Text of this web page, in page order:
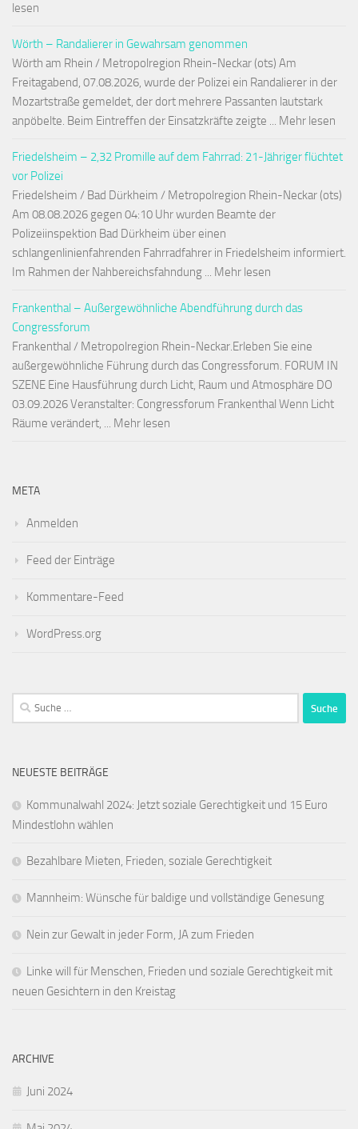
lesen
Wörth – Randalierer in Gewahrsam genommen
Wörth am Rhein / Metropolregion Rhein-Neckar (ots) Am
Freitagabend, 07.08.2026, wurde der Polizei ein Randalierer in der
Mozartstraße gemeldet, der dort mehrere Passanten lautstark
anpöbelte. Beim Eintreffen der Einsatzkräfte zeigte ... Mehr lesen
Friedelsheim – 2,32 Promille auf dem Fahrrad: 21-Jähriger flüchtet
vor Polizei
Friedelsheim / Bad Dürkheim / Metropolregion Rhein-Neckar (ots)
Am 08.08.2026 gegen 04:10 Uhr wurden Beamte der
Polizeiinspektion Bad Dürkheim über einen
schlangenlinienfahrenden Fahrradfahrer in Friedelsheim informiert.
Im Rahmen der Nahbereichsfahndung ... Mehr lesen
Frankenthal – Außergewöhnliche Abendführung durch das
Congressforum
Frankenthal / Metropolregion Rhein-Neckar.Erleben Sie eine
außergewöhnliche Führung durch das Congressforum. FORUM IN
SZENE Eine Hausführung durch Licht, Raum und Atmosphäre DO
03.09.2026 Veranstalter: Congressforum Frankenthal Wenn Licht
Räume verändert, ... Mehr lesen
META
Anmelden
Feed der Einträge
Kommentare-Feed
WordPress.org
Suche
nach:
NEUESTE BEITRÄGE
Kommunalwahl 2024: Jetzt soziale Gerechtigkeit und 15 Euro
Mindestlohn wählen
Bezahlbare Mieten, Frieden, soziale Gerechtigkeit
Mannheim: Wünsche für baldige und vollständige Genesung
Nein zur Gewalt in jeder Form, JA zum Frieden
Linke will für Menschen, Frieden und soziale Gerechtigkeit mit
neuen Gesichtern in den Kreistag
ARCHIVE
Juni 2024